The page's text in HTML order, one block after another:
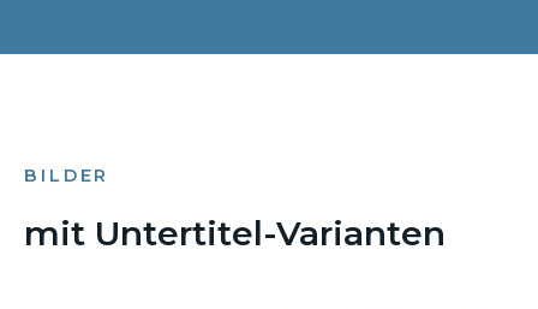
BILDER
mit Untertitel-Varianten